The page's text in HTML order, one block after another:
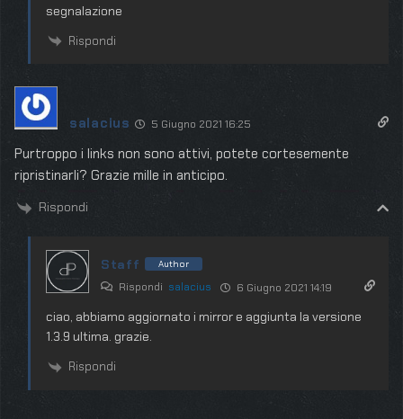
segnalazione
Rispondi
salacius 5 Giugno 2021 16:25
Purtroppo i links non sono attivi, potete cortesemente
ripristinarli? Grazie mille in anticipo.
Rispondi
Staff Author
Rispondi salacius 6 Giugno 2021 14:19
ciao, abbiamo aggiornato i mirror e aggiunta la versione
1.3.9 ultima. grazie.
Rispondi